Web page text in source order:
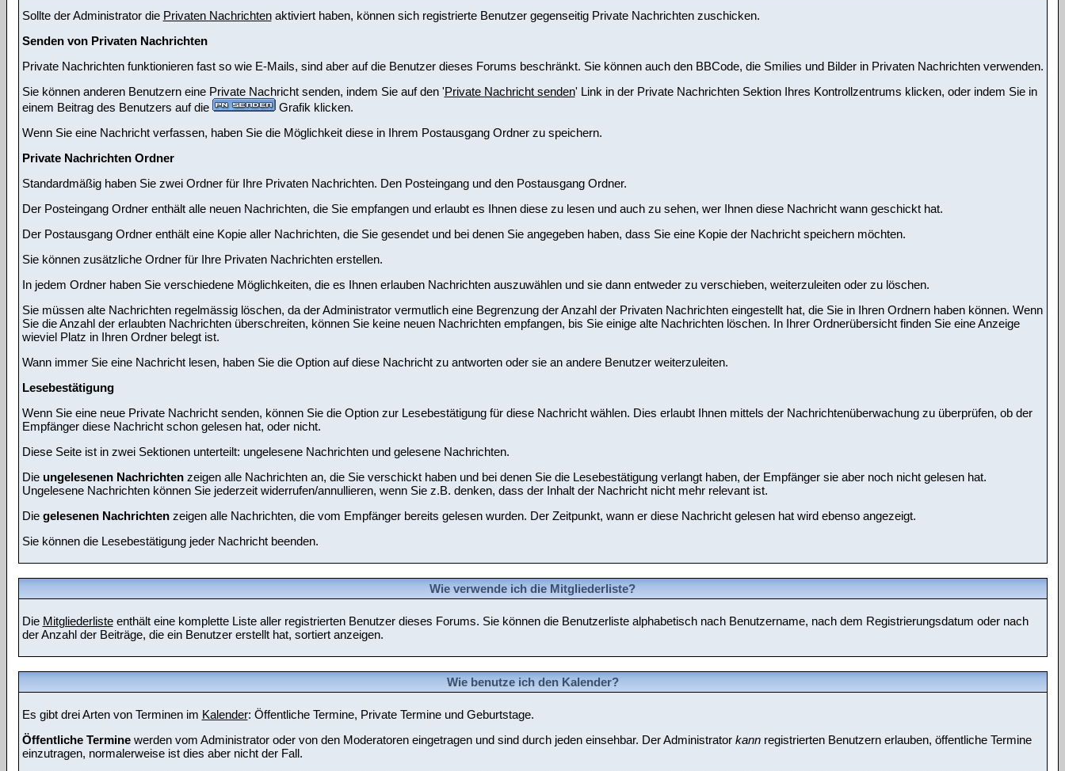
Sollte der Administrator die Privaten Nachrichtenaktiviert haben, können sich registrierte Benutzer gegenseitig Private Nachrichten zuschicken.
Senden von Privaten Nachrichten
Private Nachrichten funktionieren fast so wie E-Mails, sind aber auf die Benutzer dieses Forums beschränkt. Sie können auch den BBCode, die Smilies und Bilder in Privaten Nachrichten verwenden.
Sie können anderen Benutzern eine Private Nachricht senden, indem Sie auf den 'Private Nachricht senden' Link in der Private Nachrichten Sektion Ihres Kontrollzentrums klicken, oder indem Sie in
einem Beitrag des Benutzers auf die
Grafik klicken.
Wenn Sie eine Nachricht verfassen, haben Sie die Möglichkeit diese in Ihrem Postausgang Ordner zu speichern.
Private Nachrichten Ordner
Standardmäßig haben Sie zwei Ordner für Ihre Privaten Nachrichten. Den Posteingang und den Postausgang Ordner.
Der Posteingang Ordner enthält alle neuen Nachrichten, die Sie empfangen und erlaubt es Ihnen diese zu lesen und auch zu sehen, wer Ihnen diese Nachricht wann geschickt hat.
Der Postausgang Ordner enthält eine Kopie aller Nachrichten, die Sie gesendet und bei denen Sie angegeben haben, dass Sie eine Kopie der Nachricht speichern möchten.
Sie können zusätzliche Ordner für Ihre Privaten Nachrichten erstellen.
In jedem Ordner haben Sie verschiedene Möglichkeiten, die es Ihnen erlauben Nachrichten auszuwählen und sie dann entweder zu verschieben, weiterzuleiten oder zu löschen.
Sie müssen alte Nachrichten regelmässig löschen, da der Administrator vermutlich eine Begrenzung der Anzahl der Privaten Nachrichten eingestellt hat, die Sie in Ihren Ordnern haben können. Wenn
Sie die Anzahl der erlaubten Nachrichten überschreiten, können Sie keine neuen Nachrichten empfangen, bis Sie einige alte Nachrichten löschen. In Ihrer Ordnerübersicht finden Sie eine Anzeige
wieviel Platz in Ihren Ordner belegt ist.
Wann immer Sie eine Nachricht lesen, haben Sie die Option auf diese Nachricht zu antworten oder sie an andere Benutzer weiterzuleiten.
Lesebestätigung
Wenn Sie eine neue Private Nachricht senden, können Sie die Option zur Lesebestätigung für diese Nachricht wählen. Dies erlaubt Ihnen mittels der Nachrichtenüberwachung zu überprüfen, ob der
Empfänger diese Nachricht schon gelesen hat, oder nicht.
Diese Seite ist in zwei Sektionen unterteilt: ungelesene Nachrichten und gelesene Nachrichten.
Die ungelesenen Nachrichtenzeigen alle Nachrichten an, die Sie verschickt haben und bei denen Sie die Lesebestätigung verlangt haben, der Empfänger sie aber noch nicht gelesen hat.
Ungelesene Nachrichten können Sie jederzeit widerrufen/annullieren, wenn Sie z.B. denken, dass der Inhalt der Nachricht nicht mehr relevant ist.
Die gelesenen Nachrichtenzeigen alle Nachrichten, die vom Empfänger bereits gelesen wurden. Der Zeitpunkt, wann er diese Nachricht gelesen hat wird ebenso angezeigt.
Sie können die Lesebestätigung jeder Nachricht beenden.
Wie verwende ich die Mitgliederliste?
Die Mitgliederlisteenthält eine komplette Liste aller registrierten Benutzer dieses Forums. Sie können die Benutzerliste alphabetisch nach Benutzername, nach dem Registrierungsdatum oder nach
der Anzahl der Beiträge, die ein Benutzer erstellt hat, sortiert anzeigen.
Wie benutze ich den Kalender?
Es gibt drei Arten von Terminen im Kalender: Öffentliche Termine, Private Termine und Geburtstage.
Öffentliche Terminewerden vom Administrator oder von den Moderatoren eingetragen und sind durch jeden einsehbar. Der Administrator kannregistrierten Benutzern erlauben, öffentliche Termine
einzutragen, normalerweise ist dies aber nicht der Fall.